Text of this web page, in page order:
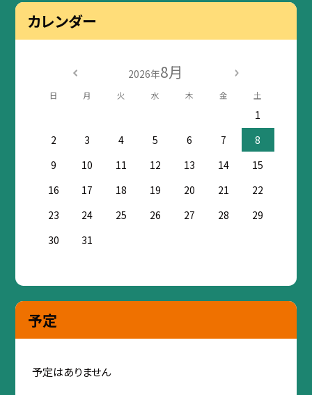
カレンダー
2026年8月
日 月 火 水 木 金 土
1
2
3 4 5 6 7
8
9
10 11 12 13 14
15
16
17 18 19 20 21
22
23
24 25 26 27 28
29
30
31
予定
予定はありません